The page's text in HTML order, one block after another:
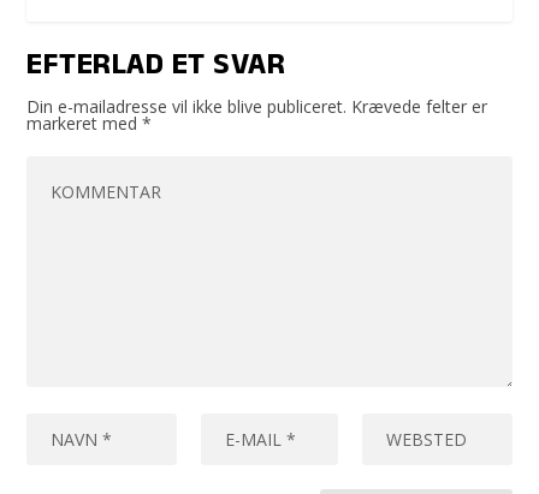
EFTERLAD ET SVAR
Din e-mailadresse vil ikke blive publiceret. Krævede felter er
markeret med*